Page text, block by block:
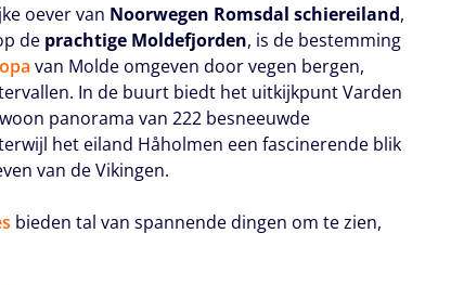
oever van Noorwegen Romsdal schiereiland,
de prachtige Moldefjorden, is de bestemming
van Molde omgeven door vegen bergen,
In de buurt biedt het uitkijkpunt Varden
panorama van 222 besneeuwde
het eiland Håholmen een fascinerende blik
van de Vikingen.
bieden tal van spannende dingen om te zien,